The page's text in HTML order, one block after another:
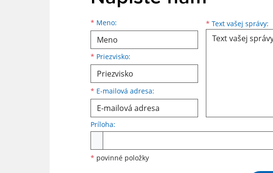
* Meno:
Meno
* Priezvisko:
Priezvisko
* E-mailová adresa:
E-mailová adresa * Text vašej správy:
Príloha:
* povinné položky